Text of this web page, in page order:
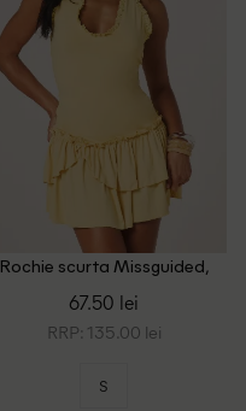
Rochie scurta Missguided,
67.50 lei
RRP: 135.00 lei
S